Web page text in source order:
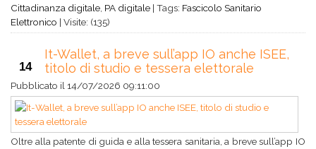
Cittadinanza digitale PA digitale | Tags: Fascicolo Sanitario
Elettronico | Visite: (135)
14
It-Wallet, a breve sull’app IO anche ISEE,
titolo di studio e tessera elettorale
Pubblicato il 14/07/2026 09:11:00
Oltre alla patente di guida e alla tessera sanitaria, a breve sull’app IO